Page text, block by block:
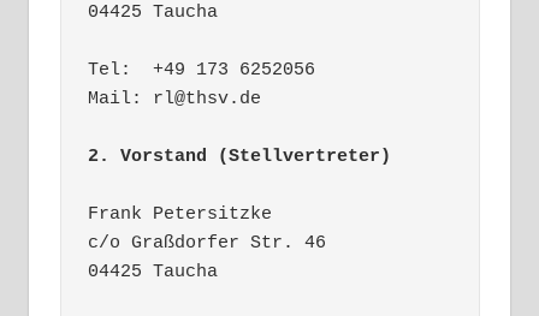
04425 Taucha
Tel:  +49 173 6252056
Mail: rl@thsv.de
2. Vorstand (Stellvertreter)
Frank Petersitzke
c/o Graßdorfer Str. 46
04425 Taucha